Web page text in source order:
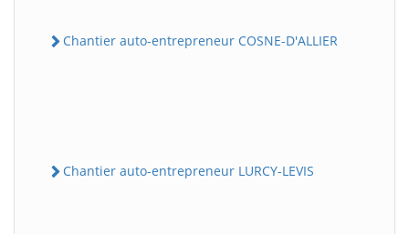
Chantier auto-entrepreneur COSNE-D'ALLIER
Chantier auto-entrepreneur LURCY-LEVIS